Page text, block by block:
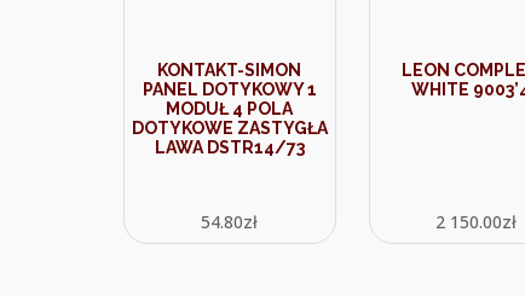
KONTAKT-SIMON
PANEL DOTYKOWY 1
MODUŁ 4 POLA
DOTYKOWE ZASTYGŁA
LAWA DSTR14/73
54.80zł
LEON
WHITE
2 150.00zł